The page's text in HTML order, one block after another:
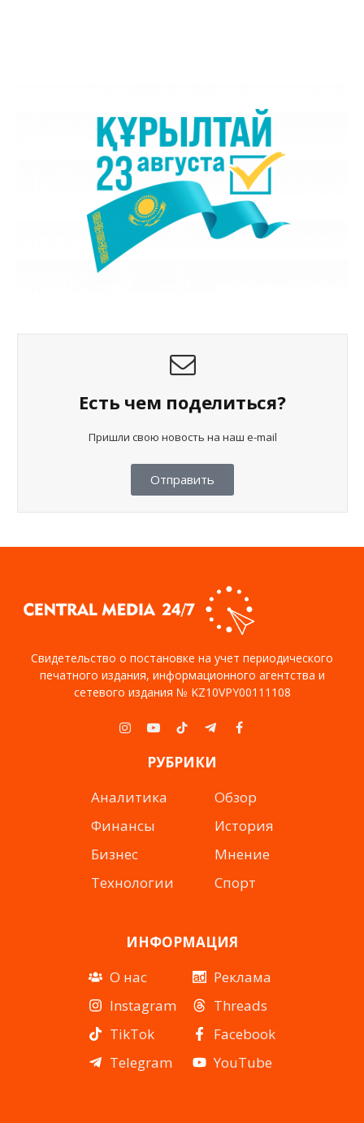
Есть чем поделиться?
Пришли свою новость на наш e-mail
Отправить
Свидетельство о постановке на учет периодического
печатного издания, информационного агентства и
сетевого издания № KZ10VPY00111108
Instagram
YouTubeTikTokTelegramFacebook
РУБРИКИ
Аналитика
Финансы
Бизнес
Технологии
Обзор
История
Мнение
Спорт
ИНФОРМАЦИЯ
О нас
Instagram
TikTok
Telegram
Реклама
Threads
Facebook
YouTube